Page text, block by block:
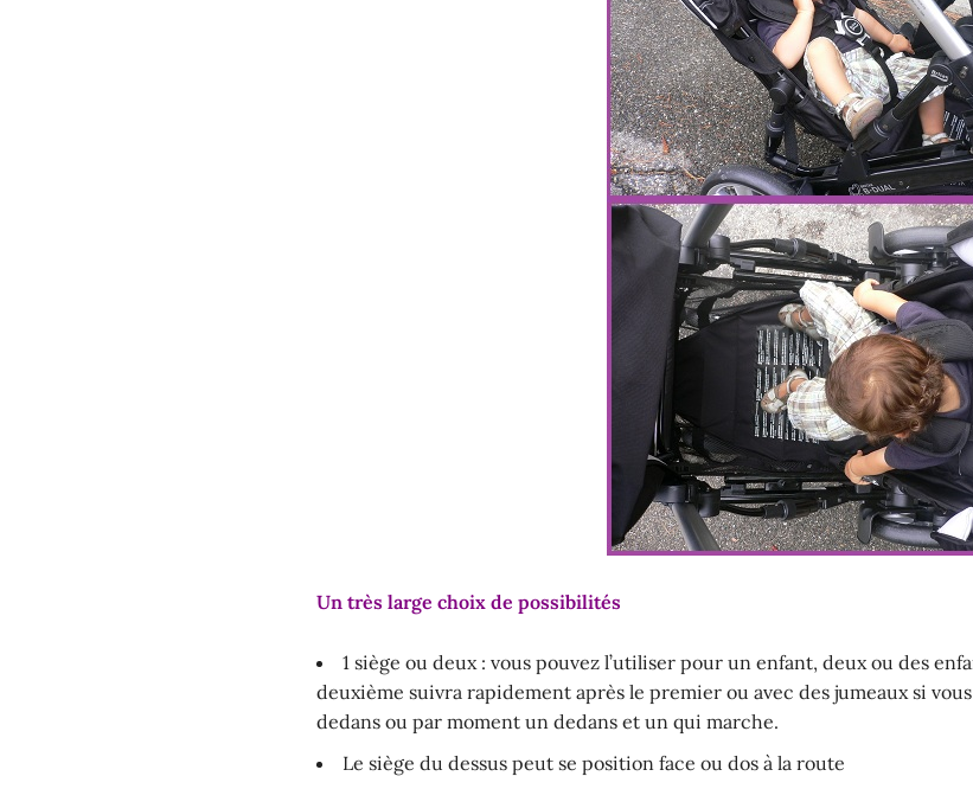
Un très large choix de possibilités
1 siège ou deux : vous pouvez l’utiliser pour un enfant, deux ou des
deuxième suivra rapidement après le premier ou avec des jumeaux si
dedans ou par moment un dedans et un qui marche.
Le siège du dessus peut se position face ou dos à la route